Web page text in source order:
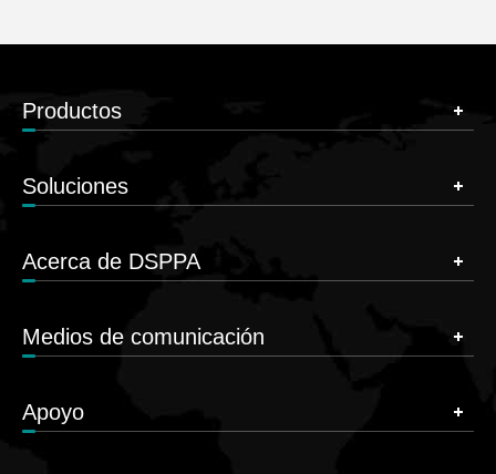
Productos
Soluciones
Acerca de DSPPA
Medios de comunicación
Apoyo